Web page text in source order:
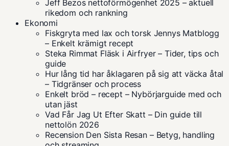
Jeff Bezos nettoförmögenhet 2025 – aktuell
rikedom och rankning
Ekonomi
Fiskgryta med lax och torsk Jennys Matblogg
– Enkelt krämigt recept
Steka Rimmat Fläsk i Airfryer – Tider, tips och
guide
Hur lång tid har åklagaren på sig att väcka åtal
– Tidgränser och process
Enkelt bröd – recept – Nybörjarguide med och
utan jäst
Vad Får Jag Ut Efter Skatt – Din guide till
nettolön 2026
Recension Den Sista Resan – Betyg, handling